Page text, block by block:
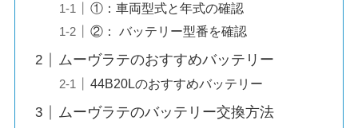
①：車両型式と年式の確認
②： バッテリー型番を確認
ムーヴラテのおすすめバッテリー
44B20Lのおすすめバッテリー
ムーヴラテのバッテリー交換方法